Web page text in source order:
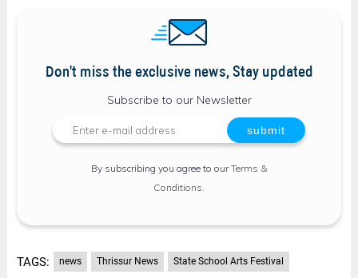
Don't miss the exclusive news, Stay updated
Subscribe to our Newsletter
By subscribing you agree to ourTerms &
Conditions
TAGS: news Thrissur News State School Arts Festival